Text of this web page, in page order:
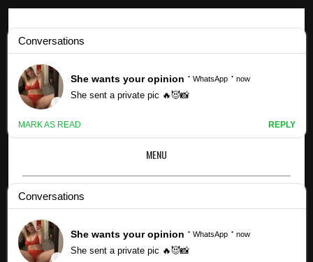
Profils Kpop
Profil et faits de Shen Yue (mis à jour !) - Photos de mantras
MENU
×
PROFIL ET FAITS DE SHEN YUE